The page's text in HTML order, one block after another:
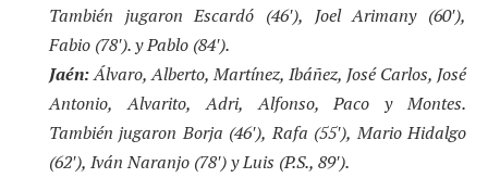
También jugaron Escardó (46′), Joel Arimany (60′),
Fabio (78′). y Pablo (84′).
Jaén:Álvaro, Alberto, Martínez, Ibáñez, José Carlos, José
Antonio, Alvarito, Adri, Alfonso, Paco y Montes.
También jugaron Borja (46′), Rafa (55′), Mario Hidalgo
(62′), Iván Naranjo (78′) y Luis (P.S., 89′).